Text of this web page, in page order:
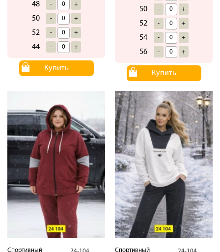
48 - +
50 - +
52 - +
44 - +
Купить
50 - +
52 - +
54 - +
56 - +
Купить
Спортивный Спортивный